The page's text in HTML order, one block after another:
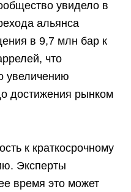
увидело в
альянса
в 9,7 млн бар к
что
увеличению
достижения рынком
к краткосрочному
Эксперты
время это может